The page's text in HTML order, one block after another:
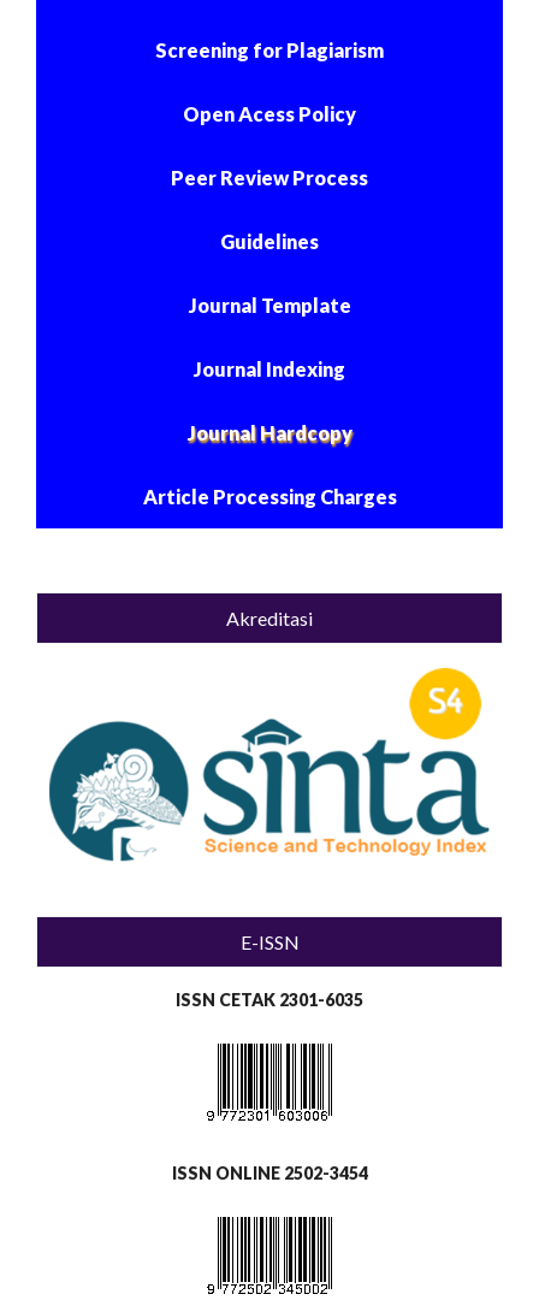
Screening for Plagiarism
Open Acess Policy
Peer Review Process
Guidelines
Journal Template
Journal Indexing
Journal Hardcopy
Article Processing Charges
Akreditasi
E-ISSN
ISSN CETAK 2301-6035
ISSN ONLINE 2502-3454